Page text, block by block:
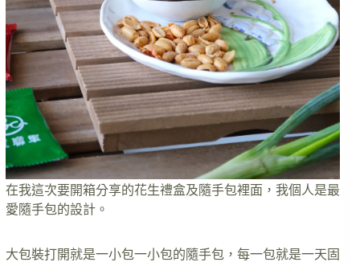
在我這次要開箱分享的花生禮盒及隨手包裡面，我個人是最
愛隨手包的設計。
大包裝打開就是一小包一小包的隨手包，每一包就是一天固